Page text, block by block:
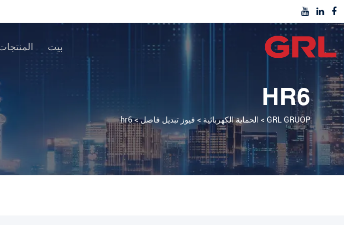
بيت المنتجات
HR6
GRL GRUOP
> الحماية الكهربائية > فيوز تبديل فاصل>
hr6